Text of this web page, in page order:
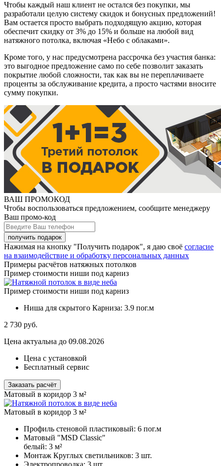
Чтобы каждый наш клиент не остался без покупки, мы
разработали целую систему скидок и бонусных предложений!
Вам остается просто выбрать подходящую акцию, которая
обеспечит скидку от 3% до 15% и больше на любой вид
натяжного потолка, включая «Небо с облаками».
Кроме того, у нас предусмотрена рассрочка без участия банка:
это выгодное предложение само по себе позволит заказать
покрытие любой сложности, так как вы не переплачиваете
проценты за обслуживание кредита, а просто частями вносите
сумму покупки.
ВАШ ПРОМОКОД
Чтобы воспользоваться предложением, сообщите менеджеру
Ваш промо-код
Нажимая на кнопку "Получить подарок", я даю своё согласие
на взаимодействие и обработку персональных данных
Примеры расчётов натяжных потолков
Пример стоимости ниши под карниз
Пример стоимости ниши под карниз
Ниша для скрытого Карниза: 3.9 пог.м
2 730 руб.
Цена актуальна до 09.08.2026
Цена с установкой
Бесплатный сервис
Заказать расчёт
Матовый в коридор 3 м²
Матовый в коридор 3 м²
Профиль стеновой пластиковый: 6 пог.м
Матовый "MSD Classic"
белый: 3 м²
Монтаж Круглых светильников: 3 шт.